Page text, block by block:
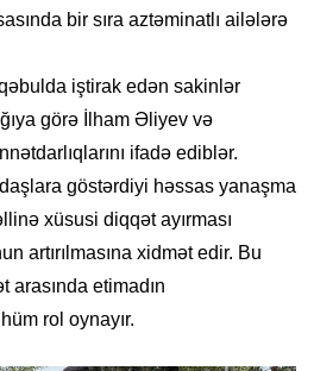
bir sıra aztəminatlı ailələrə
iştirak edən sakinlər
görə İlham Əliyev və
ifadə ediblər.
göstərdiyi həssas yanaşma
xüsusi diqqət ayırması
artırılmasına xidmət edir. Bu
arasında etimadın
rol oynayır.